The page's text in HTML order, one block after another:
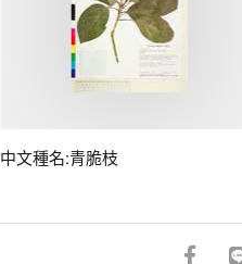
中文種名:青脆枝